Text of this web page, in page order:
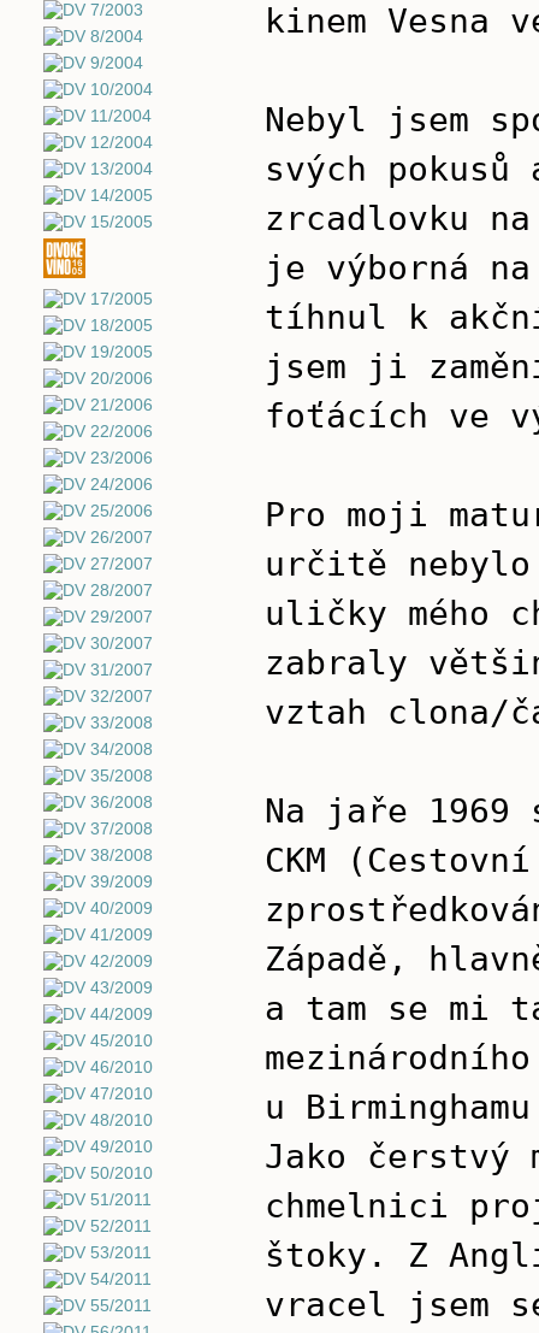
kinem Vesna
Nebyl jsem
svých
zrcadlovku
je výborná
tíhnul k
jsem ji
foťácích ve
Pro moji
určitě nebylo
uličky mého
zabraly
vztah clona/
Na jaře
CKM
Západě,
a tam se mi
u
Jako čerstvý
chmelnici
štoky. Z
vracel jsem